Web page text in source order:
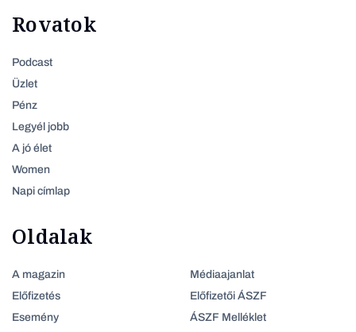
Rovatok
Podcast
Üzlet
Pénz
Legyél jobb
A jó élet
Women
Napi címlap
Oldalak
A magazin
Előfizetés
Esemény
Médiaajanlat
Előfizetői ÁSZF
ÁSZF Melléklet